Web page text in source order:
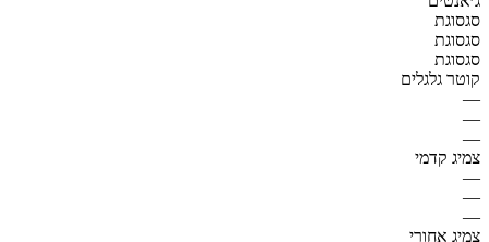
סגסוגת
סגסוגת
סגסוגת
קוטר גלגלים
—
—
—
צמיג קדמי
—
—
—
צמיג אחורי